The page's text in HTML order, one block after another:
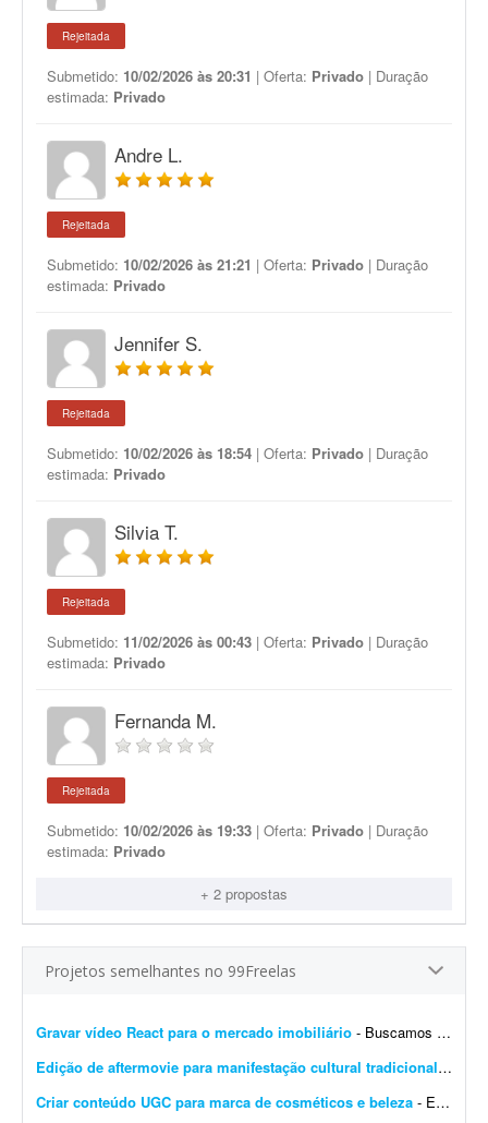
Rejeitada
Submetido: 10/02/2026 às 20:31 | Oferta: Privado | Duração
estimada: Privado
Andre L.
Rejeitada
Submetido: 10/02/2026 às 21:21 | Oferta: Privado | Duração
estimada: Privado
Jennifer S.
Rejeitada
Submetido: 10/02/2026 às 18:54 | Oferta: Privado | Duração
estimada: Privado
Silvia T.
Rejeitada
Submetido: 11/02/2026 às 00:43 | Oferta: Privado | Duração
estimada: Privado
Fernanda M.
Rejeitada
Submetido: 10/02/2026 às 19:33 | Oferta: Privado | Duração
estimada: Privado
+ 2 propostas
Projetos semelhantes no 99Freelas
Gravar vídeo React para o mercado imobiliário - Buscamos atriz ou criadora de conteúdo para gravação de vídeo no formato React, voltado ao mercado imobiliário. Perfil: - Boa presença e naturalidade dia...
Edição de aftermovie para manifestação cultural tradicional
-
Criar conteúdo UGC para marca de cosméticos e beleza - Estamos procurando criadoras UGC para produzir vídeos de beleza e cosméticos para a marca Rainha Nativa. - Nicho: beleza e cosméticos - Conteúdos: naturais, demonstra&c...